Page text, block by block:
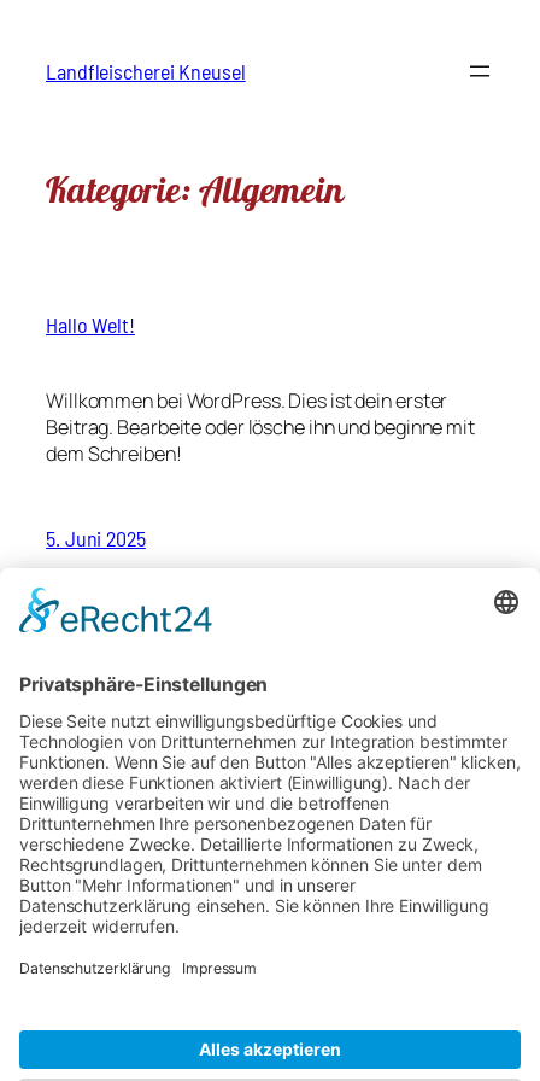
Landfleischerei Kneusel
Kategorie:Allgemein
Hallo Welt!
Willkommen bei WordPress. Dies ist dein erster
Beitrag. Bearbeite oder lösche ihn und beginne mit
dem Schreiben!
5. Juni 2025
Landfleischerei Kneusel
Traditionelles Fleischerhandwerk aus dem
Südharz – Qualität und Genuss seit 1991.
Blog
Über
Autoren
Veranstaltungen
Shop
Themes